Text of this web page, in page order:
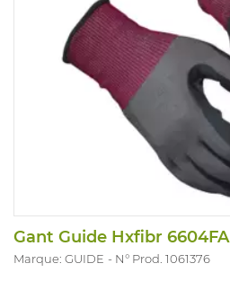
Gant Guide Hxfibr 6604FA
Marque: GUIDE N° Prod. 1061376